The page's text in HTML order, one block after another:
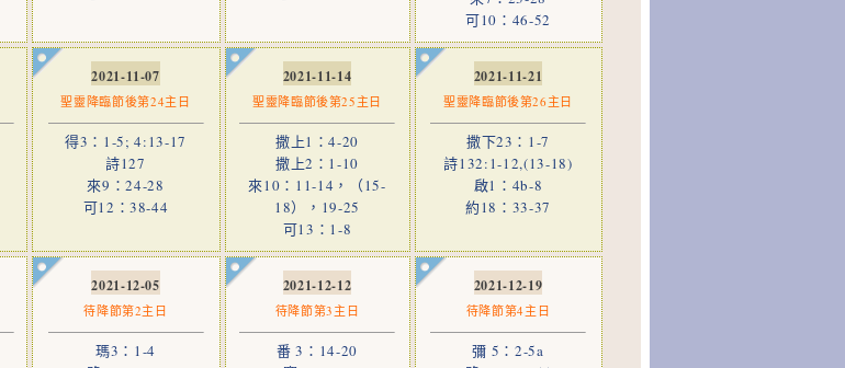
可10：46-52
2021-11-07
聖靈降臨節後第24主日
得3：1-5; 4:13-17
詩127
來9：24-28
可12：38-44
2021-11-14
聖靈降臨節後第25主日
撒上1：4-20
撒上2：1-10
來10：11-14，（15-
18），19-25
可13：1-8
2021-11-21
聖靈降臨節後第26主日
撒下23：1-7
詩132:1-12,(13-18)
啟1：4b-8
約18：33-37
2021-12-05
待降節第2主日
瑪3：1-4
2021-12-12
待降節第3主日
番 3：14-20
2021-12-19
待降節第4主日
彌 5：2-5a